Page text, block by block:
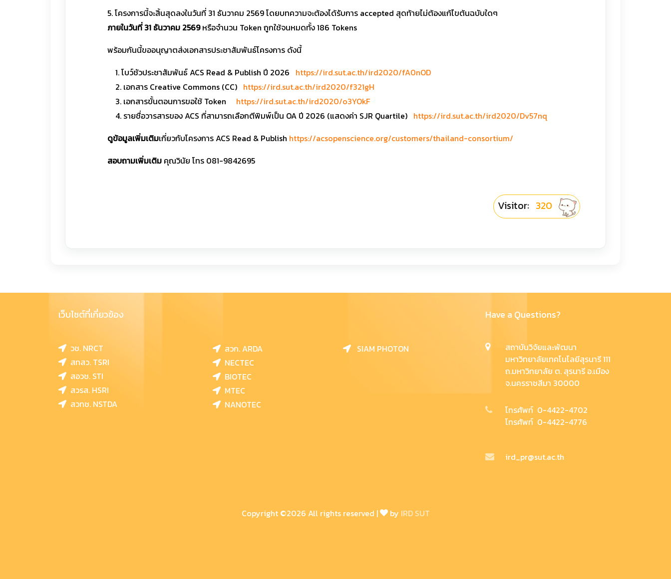
5. โครงการนี้จะสิ้นสุดลงในวันที่ 31 ธันวาคม 2569 โดยบทความจะต้องได้รับการ accepted สุดท้ายไม่ต้องแก้ไขต้นฉบับใดๆ
ภายในวันที่ 31 ธันวาคม 2569หรือจำนวน Token ถูกใช้จนหมดทั้ง 186 Tokens
พร้อมกันนี้ขออนุญาตส่งเอกสารประชาสัมพันธ์โครงการ ดังนี้
1. โบว์ชัวประชาสัมพันธ์ ACS Read & Publish ปี 2026 https://ird.sut.ac.th/ird2020/fA0nOD
2. เอกสาร Creative Commons (CC) https://ird.sut.ac.th/ird2020/f321gH
3. เอกสารขั้นตอนการขอใช้ Token https://ird.sut.ac.th/ird2020/o3YOkF
4. รายชื่อวารสารของ ACS ที่สามารถเลือกตีพิมพ์เป็น OA ปี 2026 (แสดงค่า SJR Quartile) https://ird.sut.ac.th/ird2020/Dv57nq
ดูข้อมูลเพิ่มเติมเกี่ยวกับโครงการ ACS Read & Publish https://acsopenscience.org/customers/thailand-consortium/
สอบถามเพิ่มเติม คุณวินัย โทร 081-9842695
Visitor: 320
เว็บไซต์ที่เกี่ยวข้อง
วช. NRCT
สทสว. TSRI
สอวช. STI
สวรส. HSRI
สวทช. NSTDA
สวก. ARDA
NECTEC
BIOTEC
MTEC
NANOTEC
SIAM PHOTON
Have a Questions?
สถาบันวิจัยและพัฒนา
มหาวิทยาลัยเทคโนโลยีสุรนารี 111
ถ.มหาวิทยาลัย ต. สุรนารี อ.เมือง
จ.นครราชสีมา 30000
โทรศัพท์ 0-4422-4702
โทรศัพท์ 0-4422-4776
ird_pr@sut.ac.th
Copyright ©2026 All rights reserved | by IRD SUT